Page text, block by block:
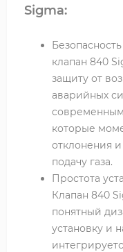
Sigma:
клапан 840
защиту от
аварийных
которые
отклонения
подачу газа.
Простота
Клапан 840
понятный
установку и